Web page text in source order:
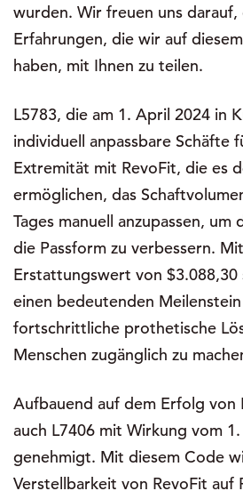
wurden. Wir freuen uns
Erfahrungen, die wir auf
haben, mit Ihnen zu teilen.
L5783, die am 1. April 2024 in
individuell anpassbare Schäfte
Extremität mit RevoFit, die es
ermöglichen, das
Tages manuell anzupassen,
die Passform zu verbessern.
Erstattungswert von
einen bedeutenden
fortschrittliche prothetische
Menschen zugänglich zu
Aufbauend auf dem Erfolg von
auch L7406 mit Wirkung vom
genehmigt. Mit diesem Code
Verstellbarkeit von RevoFit auf